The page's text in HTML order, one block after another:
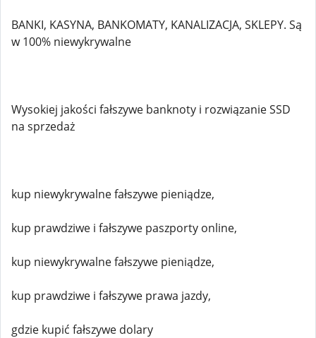
BANKI, KASYNA, BANKOMATY, KANALIZACJA, SKLEPY. Są
w 100% niewykrywalne
Wysokiej jakości fałszywe banknoty i rozwiązanie SSD
na sprzedaż
kup niewykrywalne fałszywe pieniądze,
kup prawdziwe i fałszywe paszporty online,
kup niewykrywalne fałszywe pieniądze,
kup prawdziwe i fałszywe prawa jazdy,
gdzie kupić fałszywe dolary